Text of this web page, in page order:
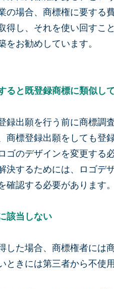
の場合、商標権に要する
得し、それを使い回すこ
をお勧めしています。
ると既登録商標に類似し
録出願を行う前に商標調
商標登録出願をしても登
ゴのデザインを変更する
決するためには、ロゴデ
確認する必要があります。
該当しない
した場合、商標権者には
ときには第三者から不使